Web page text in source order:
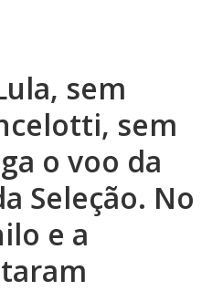
sem
sem
o voo da
Seleção. No
e a